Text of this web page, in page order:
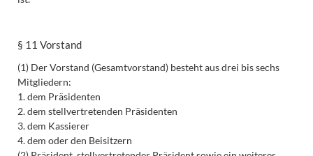
§ 11 Vorstand
(1) Der Vorstand (Gesamtvorstand) besteht aus drei bis sechs
Mitgliedern:
1. dem Präsidenten
2. dem stellvertretenden Präsidenten
3. dem Kassierer
4. dem oder den Beisitzern